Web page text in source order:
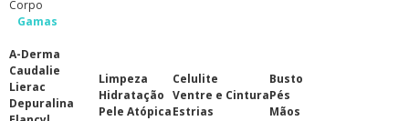
Corpo
Gamas
A-Derma
Caudalie
Lierac
Depuralina
Limpeza
Hidratação
Pele Atópica
Celulite
Ventre e Cintura
Estrias
Busto
Pés
Mãos